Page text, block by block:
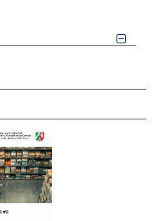
ZULETZT ANGESEHENE